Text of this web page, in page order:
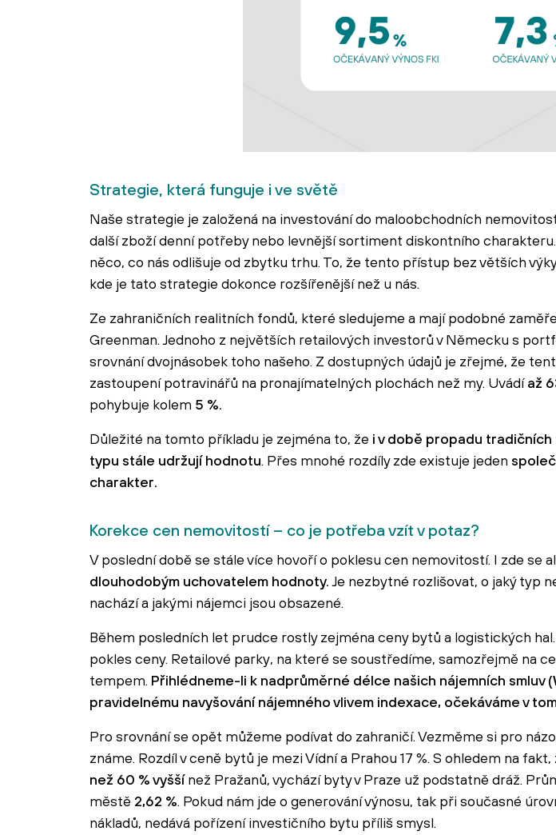
Strategie, která funguje i ve světě
Naše strategie je založená na investování do maloobchodních
další zboží denní potřeby nebo levnější sortiment diskontního
něco, co nás odlišuje od zbytku trhu. To, že tento přístup bez větších
kde je tato strategie dokonce rozšířenější než u nás.
Ze zahraničních realitních fondů, které sledujeme a mají podobné
Greenman. Jednoho z největších retailových investorů v Německu s
srovnání dvojnásobek toho našeho. Z dostupných údajů je zřejmé, že
zastoupení potravinářů na pronajímatelných plochách než my. Uvádíaž
pohybuje kolem 5 %.
Důležité na tomto příkladu je zejména to, že i v době propadu
typu stále udržují hodnotu. Přes mnohé rozdíly zde existuje jeden
charakter.
Korekce cen nemovitostí – co je potřeba vzít v potaz?
V poslední době se stále více hovoří o poklesu cen nemovitostí. I zde se
dlouhodobým uchovatelem hodnoty. Je nezbytné rozlišovat, o jaký typ
nachází a jakými nájemci jsou obsazené.
Během posledních let prudce rostly zejména ceny bytů a logistických
pokles ceny. Retailové parky, na které se soustředíme, samozřejmě na
tempem. Přihlédneme-li k nadprůměrné délce našich nájemních smluv
pravidelnému navyšování nájemného vlivem indexace, očekáváme v
Pro srovnání se opět můžeme podívat do zahraničí. Vezměme si pro
známe. Rozdíl v ceně bytů je mezi Vídní a Prahou 17 %. S ohledem na
než 60 % vyššínež Pražanů, vychází byty v Praze už podstatně dráž.
městě 2,62 %. Pokud nám jde o generování výnosu, tak při současné
nákladů, nedává pořízení investičního bytu příliš smysl.